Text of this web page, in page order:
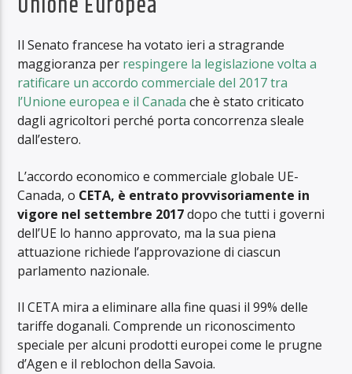
Il Senato francese ha votato ieri a stragrande
maggioranza per respingere la legislazione volta a
ratificare un accordo commerciale del 2017 tra
l’Unione europea e il Canada che è stato criticato
dagli agricoltori perché porta concorrenza sleale
dall’estero.
L’accordo economico e commerciale globale UE-
Canada, o CETA, è entrato provvisoriamente in
vigore nel settembre 2017dopo che tutti i governi
dell’UE lo hanno approvato, ma la sua piena
attuazione richiede l’approvazione di ciascun
parlamento nazionale.
Il CETA mira a eliminare alla fine quasi il 99% delle
tariffe doganali. Comprende un riconoscimento
speciale per alcuni prodotti europei come le prugne
d’Agen e il reblochon della Savoia.